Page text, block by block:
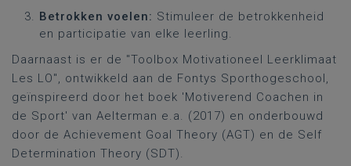
Betrokken voelen: Stimuleer de betrokkenheid
en participatie van elke leerling.
Daarnaast is er de "Toolbox Motivationeel Leerklimaat
Les LO", ontwikkeld aan de Fontys Sporthogeschool,
geïnspireerd door het boek 'Motiverend Coachen in
de Sport' van Aelterman e.a. (2017) en onderbouwd
door de Achievement Goal Theory (AGT) en de Self
Determination Theory (SDT).